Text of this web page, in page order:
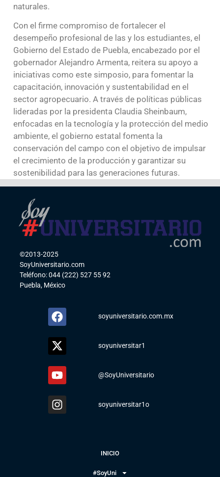
naturales.
Con el firme compromiso de fortalecer el
desempeño profesional de las y los estudiantes, el
Gobierno del Estado de Puebla, encabezado por el
gobernador Alejandro Armenta, reitera su apoyo a
iniciativas como este simposio, para fomentar la
capacitación, innovación y sustentabilidad en el
sector agropecuario. A través de políticas públicas
lideradas por la presidenta Claudia Sheinbaum,
enfocadas en la tecnología y la protección del medio
ambiente, el gobierno estatal fomenta la
conservación del campo con el objetivo de impulsar
el crecimiento de la producción y garantizar su
sostenibilidad para las generaciones futuras.
©2013-2025
SoyUniversitario.com
Teléfono: 044 (222) 527 55 92
Puebla, México
soyuniversitario.com.mx
soyuniversitar1
@SoyUniversitario
soyuniversitar1o
INICIO
#SoyUni